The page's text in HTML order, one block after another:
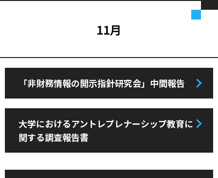
11月
「非財務情報の開示指針研究会」中間報告
大学におけるアントレプレナーシップ教育に
関する調査報告書